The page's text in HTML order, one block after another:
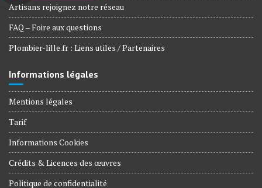
Artisans rejoignez notre réseau
FAQ – Foire aux questions
Plombier-lille.fr : Liens utiles / Partenaires
Informations légales
Mentions légales
Tarif
Informations Cookies
Crédits & Licences des œuvres
Politique de confidentialité